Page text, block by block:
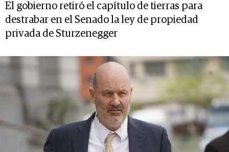
El gobierno retiró el capítulo de tierras para
destrabar en el Senado la ley de propiedad
privada de Sturzenegger